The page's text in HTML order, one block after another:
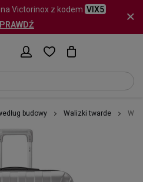
Victorinox z kodem VIX5
budowy Walizki twarde